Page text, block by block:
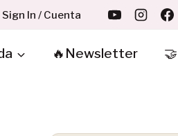
Sign In / Cuenta
🔥Newsletter